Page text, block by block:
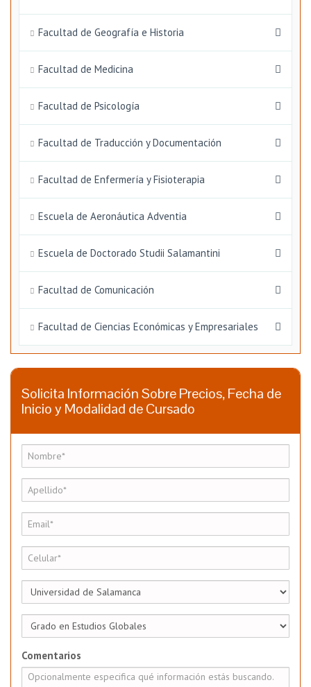
Facultad de Geografía e Historia
Facultad de Medicina
Facultad de Psicología
Facultad de Traducción y Documentación
Facultad de Enfermería y Fisioterapia
Escuela de Aeronáutica Adventia
Escuela de Doctorado Studii Salamantini
Facultad de Comunicación
Facultad de Ciencias Económicas y Empresariales
Solicita Información Sobre Precios, Fecha de
Inicio y Modalidad de Cursado
Comentarios